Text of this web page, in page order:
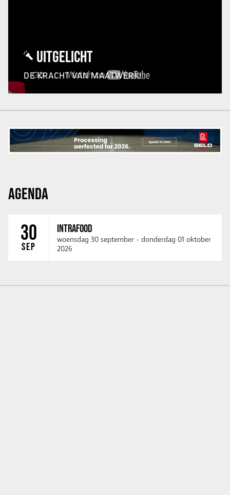
UITGELICHT
DE KRACHT VAN MAATWERK!
AGENDA
30
SEP
INTRAFOOD
woensdag 30 september - donderdag 01 oktober
2026